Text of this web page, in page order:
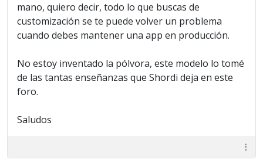
mano, quiero decir, todo lo que buscas de
customización se te puede volver un problema
cuando debes mantener una app en producción.
No estoy inventado la pólvora, este modelo lo tomé
de las tantas enseñanzas que Shordi deja en este
foro.
Saludos